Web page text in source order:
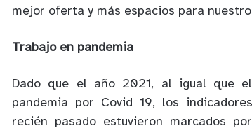
mejor oferta y más espacios para
Trabajo en pandemia
Dado que el año 2021, al igual que
pandemia por Covid 19, los
recién pasado estuvieron marcados